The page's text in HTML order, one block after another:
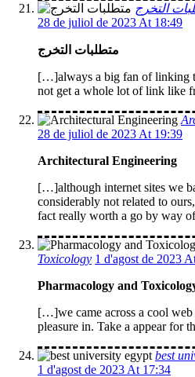
التخرج
28 de juliol de 2023 At 18:49
متطلبات التخرج
[…]always a big fan of linking
not get a whole lot of link like
28 de juliol de 2023 At 19:39
Architectural Engineering
[…]although internet sites we
considerably not related to
fact really worth a go by way
Toxicology 1 d'agost de 2023
Pharmacology and
[…]we came across a cool
pleasure in. Take a appear for
best
1 d'agost de 2023 At 17:34